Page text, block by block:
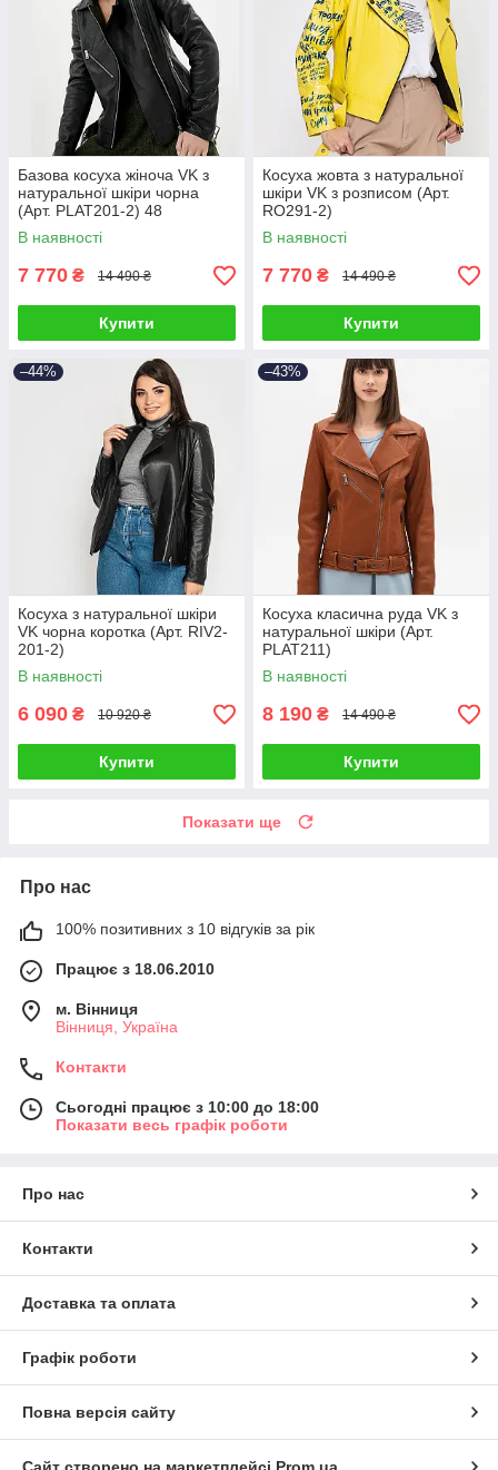
Базова косуха жіноча VK з
натуральної шкіри чорна
(Арт. PLAT201-2) 48
В наявності
7 770 ₴ 14 490 ₴
Купити
Косуха жовта з натуральної
шкіри VK з розписом (Арт.
RO291-2)
В наявності
7 770 ₴ 14 490 ₴
Купити
–44%
Косуха з натуральної шкіри
VK чорна коротка (Арт. RIV2-
201-2)
В наявності
6 090 ₴ 10 920 ₴
Купити
–43%
Косуха класична руда VK з
натуральної шкіри (Арт.
PLAT211)
В наявності
8 190 ₴ 14 490 ₴
Купити
Показати ще
Про нас
100% позитивних з 10 відгуків за рік
Працює з 18.06.2010
м. Вінниця
Вінниця, Україна
Контакти
Сьогодні працює з 10:00 до 18:00
Показати весь графік роботи
Про нас
Контакти
Доставка та оплата
Графік роботи
Повна версія сайту